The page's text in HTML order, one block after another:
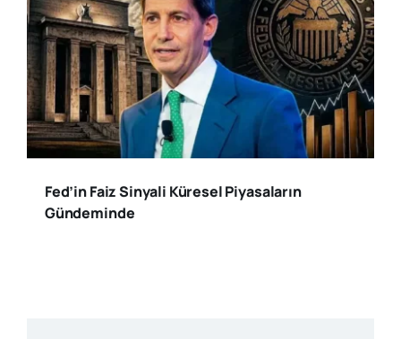
Fed’in Faiz Sinyali Küresel Piyasaların
Gündeminde